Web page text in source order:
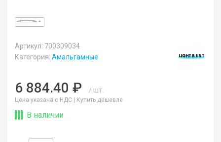
Артикул: 700309034
Категория: Амальгамные
6 884.40 ₽ / шт.
Цена указана с НДС | Купить дешевле
В наличии